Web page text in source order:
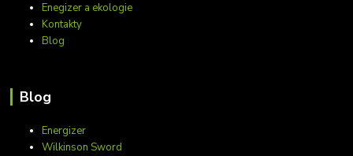
Enegizer a ekologie
Kontakty
Blog
Blog
Energizer
Wilkinson Sword